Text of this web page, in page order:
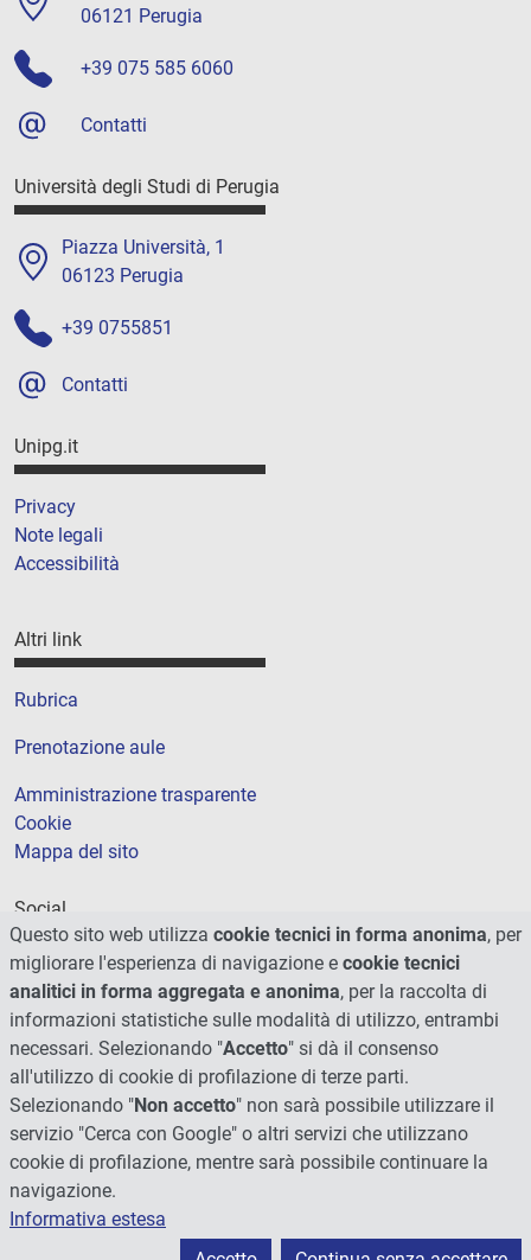
06121 Perugia
+39 075 585 6060
Contatti
Università degli Studi di Perugia
Piazza Università, 1
06123 Perugia
+39 0755851
Contatti
Unipg.it
Privacy
Note legali
Accessibilità
Altri link
Rubrica
Prenotazione aule
Amministrazione trasparente
Cookie
Mappa del sito
Social
Questo sito web utilizza cookie tecnici in forma anonima, per
migliorare l'esperienza di navigazione e cookie tecnici
analitici in forma aggregata e anonima, per la raccolta di
informazioni statistiche sulle modalità di utilizzo, entrambi
necessari. Selezionando "Accetto" si dà il consenso
all'utilizzo di cookie di profilazione di terze parti.
Selezionando "Non accetto" non sarà possibile utilizzare il
servizio "Cerca con Google" o altri servizi che utilizzano
cookie di profilazione, mentre sarà possibile continuare la
navigazione.
Informativa estesa